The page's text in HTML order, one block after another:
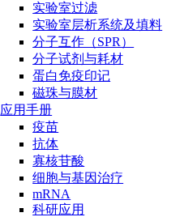
实验室过滤
实验室层析系统及填料
分子互作（SPR）
分子试剂与耗材
蛋白免疫印记
磁珠与膜材
应用手册
疫苗
抗体
寡核苷酸
细胞与基因治疗
mRNA
科研应用